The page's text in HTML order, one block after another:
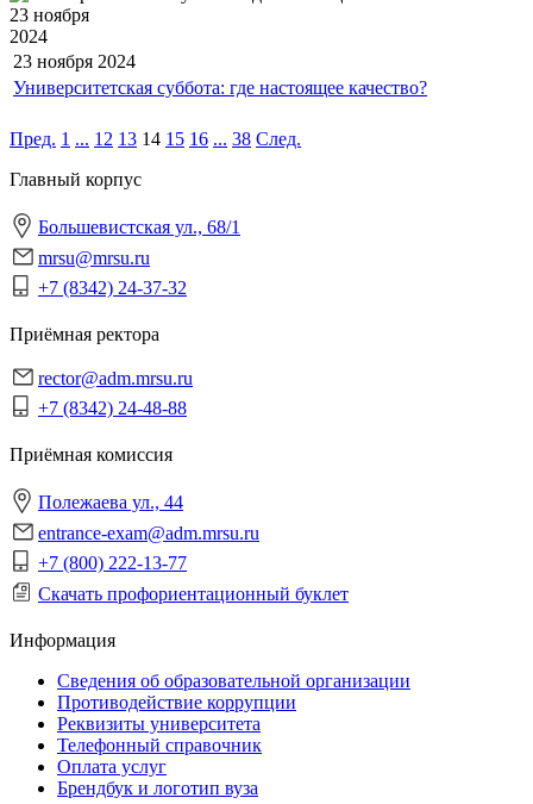
23 ноября
2024
23 ноября 2024
Университетская суббота: где настоящее качество?
Пред. 1 ... 12 13 14 15 16 ... 38 След.
Главный корпус
Большевистская ул., 68/1
mrsu@mrsu.ru
+7 (8342) 24-37-32
Приёмная ректора
rector@adm.mrsu.ru
+7 (8342) 24-48-88
Приёмная комиссия
Полежаева ул., 44
entrance-exam@adm.mrsu.ru
+7 (800) 222-13-77
Скачать профориентационный буклет
Информация
Сведения об образовательной организации
Противодействие коррупции
Реквизиты университета
Телефонный справочник
Оплата услуг
Брендбук и логотип вуза